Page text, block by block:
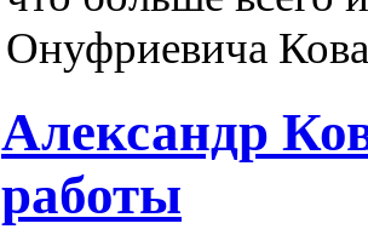
Онуфриевича
Александр
работы